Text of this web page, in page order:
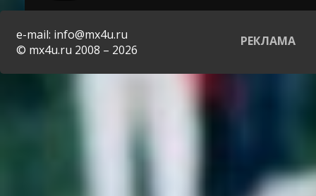
e-mail: info@mx4u.ru
© mx4u.ru 2008 – 2026
РЕКЛАМА